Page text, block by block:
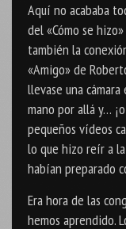
Aquí no acababa
del «Cómo se
también la
«Amigo» de
llevase una
mano por allá y…
pequeños vídeos
lo que hizo reír a
habían preparado
Era hora de las
hemos aprendido.